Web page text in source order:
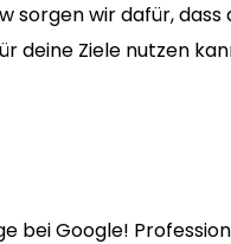
sorgen wir dafür,
deine Ziele nutzen
bei Google!